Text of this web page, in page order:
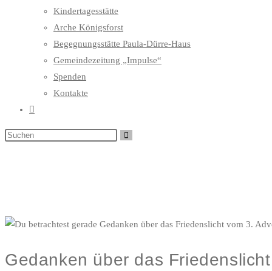
Kindertagesstätte
Arche Königsforst
Begegnungsstätte Paula-Dürre-Haus
Gemeindezeitung „Impulse“
Spenden
Kontakte
Website-
umschalten
Gedanken über das